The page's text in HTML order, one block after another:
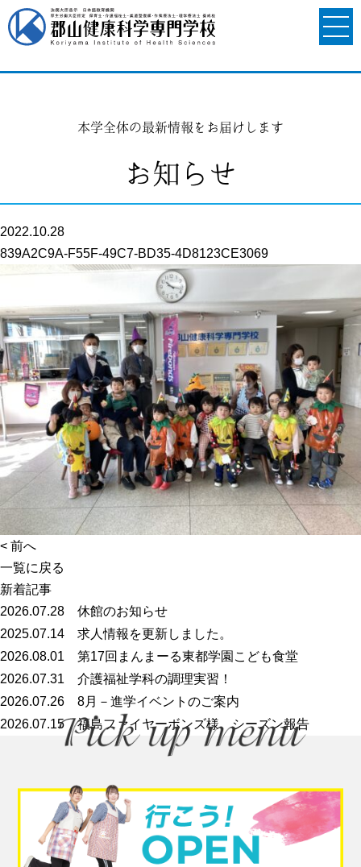
本学全体の最新情報をお届けします
お知らせ
2022.10.28
839A2C9A-F55F-49C7-BD35-4D8123CE3069
< 前へ
一覧に戻る
新着記事
2026.07.28 休館のお知らせ
2025.07.14 求人情報を更新しました。
2026.08.01 第17回まんまーる東都学園こども食堂
2026.07.31 介護福祉学科の調理実習！
2026.07.26 8月－進学イベントのご案内
2026.07.15福島ファイヤーボンズ様 シーズン報告